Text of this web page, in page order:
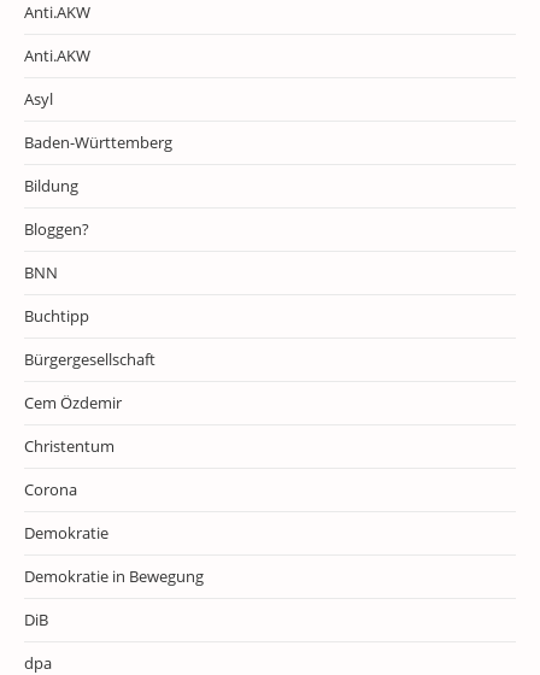
Anti.AKW
Anti.AKW
Asyl
Baden-Württemberg
Bildung
Bloggen?
BNN
Buchtipp
Bürgergesellschaft
Cem Özdemir
Christentum
Corona
Demokratie
Demokratie in Bewegung
DiB
dpa